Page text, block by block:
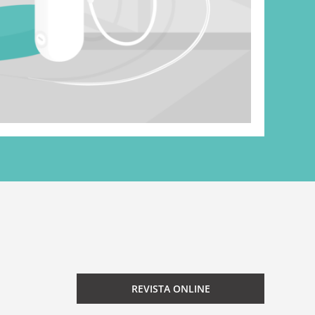
REVISTA ONLINE